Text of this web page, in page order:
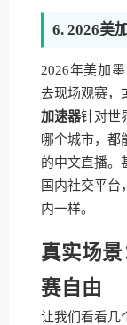
6. 2026美
2026年美加
去现场观赛，
加速器针对世
哪个城市，都
的中文直播。
国内社交平台
内一样。
真实场
赛自由
让我们看看几